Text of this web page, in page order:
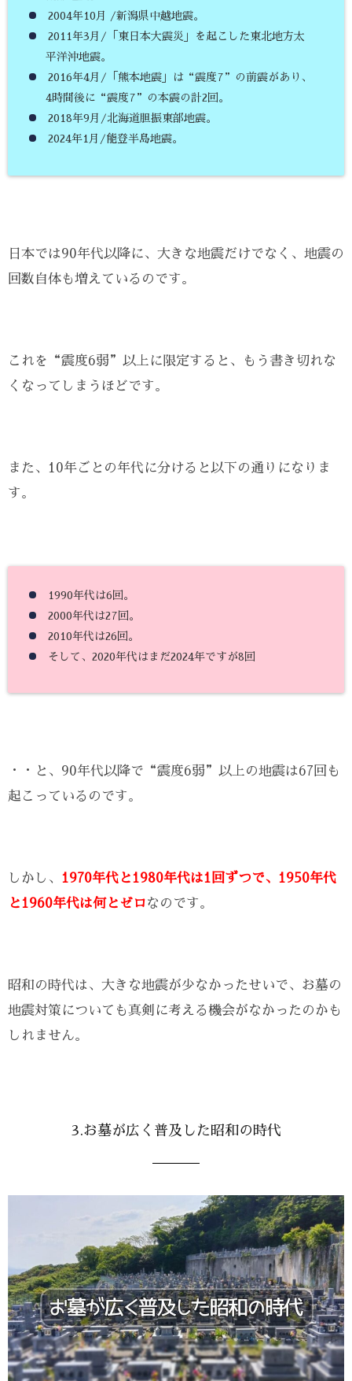
2004年10月 /新潟県中越地震。
2011年3月/「東日本大震災」を起こした東北地方太
平洋沖地震。
2016年4月/「熊本地震」は“震度7”の前震があり、
4時間後に“震度7”の本震の計2回。
2018年9月/北海道胆振東部地震。
2024年1月/能登半島地震。
日本では90年代以降に、大きな地震だけでなく、地震の
回数自体も増えているのです。
これを“震度6弱”以上に限定すると、もう書き切れな
くなってしまうほどです。
また、10年ごとの年代に分けると以下の通りになりま
す。
1990年代は6回。
2000年代は27回。
2010年代は26回。
そして、2020年代はまだ2024年ですが8回
・・と、90年代以降で“震度6弱”以上の地震は67回も
起こっているのです。
しかし、 1970年代と1980年代は1回ずつで、1950年代
と1960年代は何とゼロなのです。
昭和の時代は、大きな地震が少なかったせいで、お墓の
地震対策についても真剣に考える機会がなかったのかも
しれません。
3.お墓が広く普及した昭和の時代